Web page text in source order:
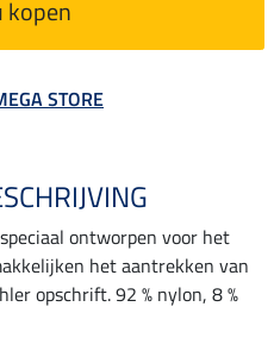
kopen
STORE
ontworpen voor het
het aantrekken van
opschrift. 92 % nylon, 8 %